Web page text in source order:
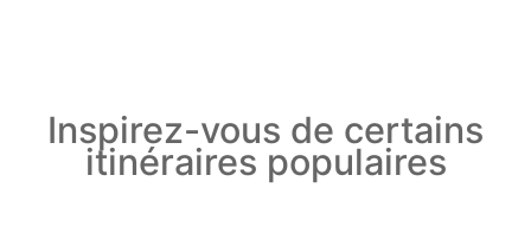
Inspirez-vous de certains
itinéraires populaires